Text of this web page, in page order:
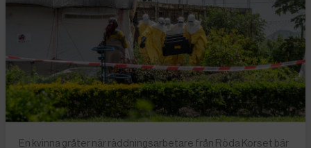
En kvinna gråter när räddningsarbetare från Röda Korset bär